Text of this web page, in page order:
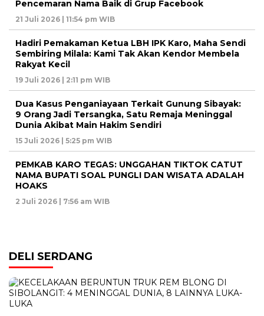
Pencemaran Nama Baik di Grup Facebook
21 Juli 2026 | 11:54 pm WIB
Hadiri Pemakaman Ketua LBH IPK Karo, Maha Sendi
Sembiring Milala: Kami Tak Akan Kendor Membela
Rakyat Kecil
19 Juli 2026 | 2:11 pm WIB
Dua Kasus Penganiayaan Terkait Gunung Sibayak:
9 Orang Jadi Tersangka, Satu Remaja Meninggal
Dunia Akibat Main Hakim Sendiri
15 Juli 2026 | 5:25 pm WIB
PEMKAB KARO TEGAS: UNGGAHAN TIKTOK CATUT
NAMA BUPATI SOAL PUNGLI DAN WISATA ADALAH
HOAKS
2 Juli 2026 | 7:56 am WIB
DELI SERDANG